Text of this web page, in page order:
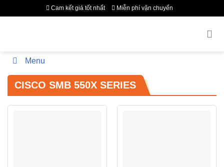
qua
Cam kết giá tốt nhất Miễn phí vận chuyển
Menu
CISCO SMB 550X SERIES